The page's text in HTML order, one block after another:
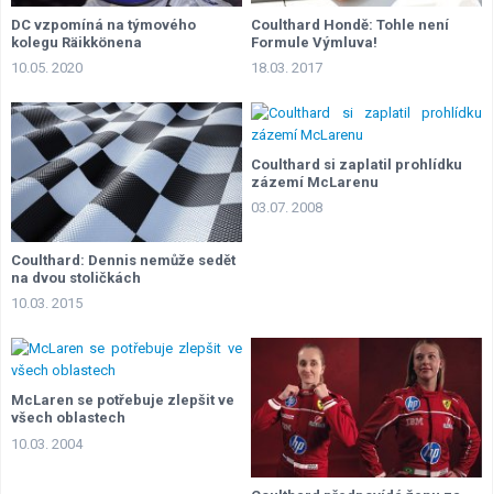
DC vzpomíná na týmového
kolegu Räikkönena
10.05. 2020
Coulthard Hondě: Tohle není
Formule Výmluva!
18.03. 2017
Coulthard: Dennis nemůže sedět
na dvou stoličkách
10.03. 2015
Coulthard si zaplatil prohlídku
zázemí McLarenu
03.07. 2008
McLaren se potřebuje zlepšit ve
všech oblastech
10.03. 2004